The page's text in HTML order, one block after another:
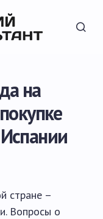
на
стране –
Вопросы о